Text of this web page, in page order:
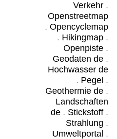
Verkehr.
Openstreetmap
. Opencyclemap
. Hikingmap.
Openpiste.
Geodaten de.
Hochwasser de
. Pegel .
Geothermie de.
Landschaften
de. Stickstoff.
Strahlung .
Umweltportal .